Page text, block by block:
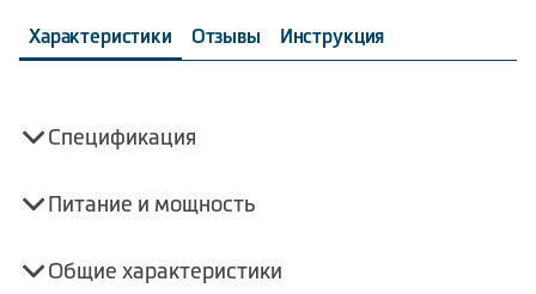
Характеристики Отзывы Инструкция
Спецификация
Питание и мощность
Общие характеристики